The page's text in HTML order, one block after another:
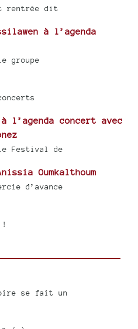
rentrée dit
à l’agenda
groupe
à l’agenda concert avec
le Festival de
Oumkalthoum
d’avance
!
se fait un